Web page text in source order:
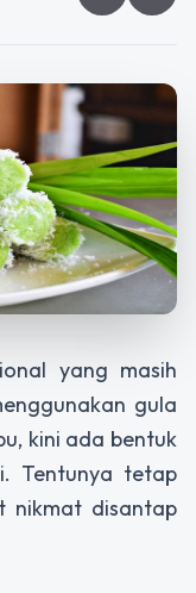
yang masih
gula
kini ada bentuk
Tentunya tetap
nikmat disantap